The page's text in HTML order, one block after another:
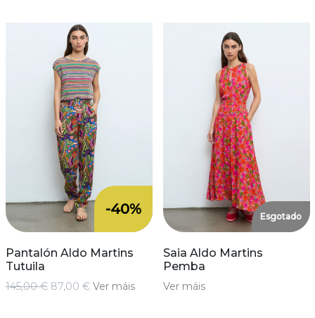
-40%
Pantalón Aldo Martins
Tutuila
145,00 € 87,00 € Ver máis
Esgotado
Saia Aldo Martins
Pemba
Ver máis